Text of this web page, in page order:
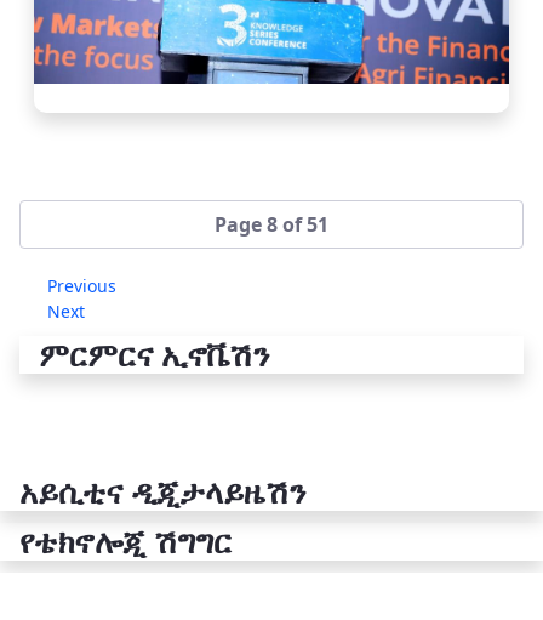
Page 8 of 51
Previous
Next
ምርምርና ኢኖቬሽን
አይሲቲና ዲጂታላይዜሽን
የቴክኖሎጂ ሽግግር